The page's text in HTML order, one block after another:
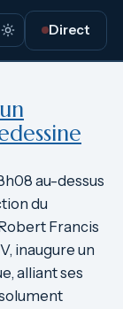
Direct
au-dessus
du
Francis
inaugure un
alliant ses